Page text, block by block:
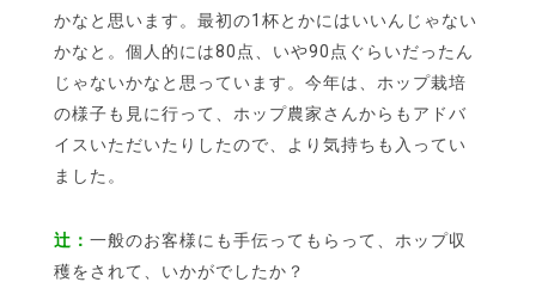
かなと思います。最初の1杯とかにはいいんじゃない
かなと。個人的には80点、いや90点ぐらいだったん
じゃないかなと思っています。今年は、ホップ栽培
の様子も見に行って、ホップ農家さんからもアドバ
イスいただいたりしたので、より気持ちも入ってい
ました。
辻： 一般のお客様にも手伝ってもらって、ホップ収
穫をされて、いかがでしたか？